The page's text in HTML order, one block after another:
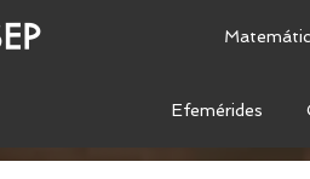
Efemérides